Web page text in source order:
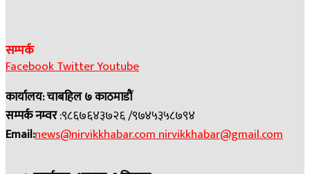
सम्पर्क
FacebookTwitterYoutube
कार्यालय: चाबहिल ७ काठमाडौं
सम्पर्क नम्वर:९८६७६४३७२६ /९७४५३५८७९४
Email:news@nirvikkhabar.comnirvikkhabar@gmail.com